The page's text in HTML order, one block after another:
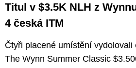
Titul v $3.5K NLH z
4 česká ITM
Čtyři placené umístění
The Wynn Summer Classic